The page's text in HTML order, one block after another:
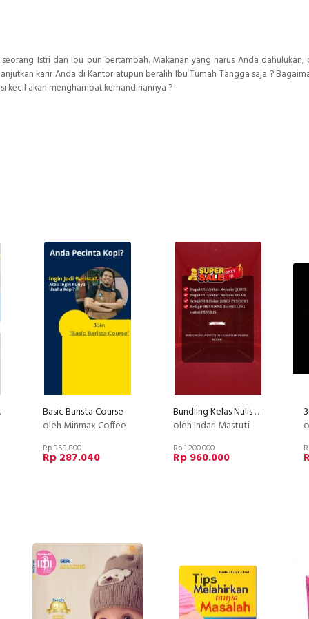
Istri dan Ibu pun bertambah. Makanan yang harus Anda dahulukan,
karir Anda di Kantor atupun beralih Ibu Tumah Tangga saja ?
kecil akan menghambat kemandiriannya ?
refill
Basic Barista Course
oleh Minmax Coffee
Rp 358.800
Rp 287.040
Bundling Kelas Nulis Dan Dapatkan Passive Income
oleh Indari Mastuti
Rp 1.200.000
Rp 960.000